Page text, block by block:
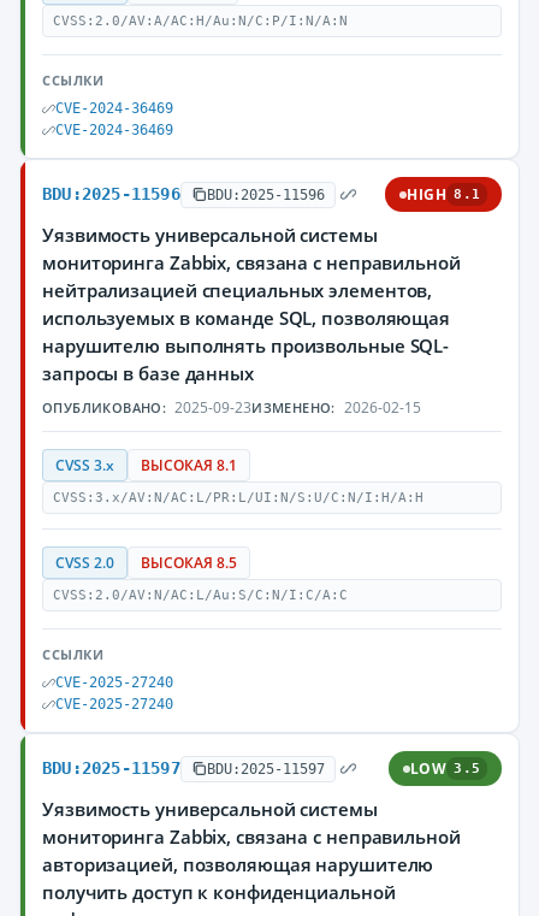
CVSS:2.0/AV:A/AC:H/Au:N/C:P/I:N/A:N
ССЫЛКИ
CVE-2024-36469
CVE-2024-36469
BDU:2025-11596 BDU:2025-11596 HIGH 8.1
Уязвимость универсальной системы
мониторинга Zabbix, связана с неправильной
нейтрализацией специальных элементов,
используемых в команде SQL, позволяющая
нарушителю выполнять произвольные SQL-
запросы в базе данных
ОПУБЛИКОВАНО: 2025-09-23ИЗМЕНЕНО: 2026-02-15
CVSS 3.x ВЫСОКАЯ 8.1
CVSS:3.x/AV:N/AC:L/PR:L/UI:N/S:U/C:N/I:H/A:H
CVSS 2.0 ВЫСОКАЯ 8.5
CVSS:2.0/AV:N/AC:L/Au:S/C:N/I:C/A:C
ССЫЛКИ
CVE-2025-27240
CVE-2025-27240
BDU:2025-11597 BDU:2025-11597 LOW 3.5
Уязвимость универсальной системы
мониторинга Zabbix, связана с неправильной
авторизацией, позволяющая нарушителю
получить доступ к конфиденциальной